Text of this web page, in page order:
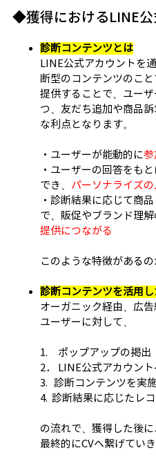
◆獲得におけるLINE公
診断コンテンツとは
LINE公式アカウントを
断型のコンテンツのこ
提供することで、ユー
つ、友だち追加や商品
な利点となります。
・ユーザーが能動的に参
・ユーザーの回答をも
でき、 パーソナライズ
・診断結果に応じて商
で、販促やブランド理解
提供につながる
このような特徴がある
診断コンテンツを活用
オーガニック経由、広
ユーザーに対して、
1. ポップアップの掲出
2． LINE公式アカウン
3. 診断コンテンツを実
4. 診断結果に応じたレ
の流れで、獲得した後
最終的にCVへ繋げていき